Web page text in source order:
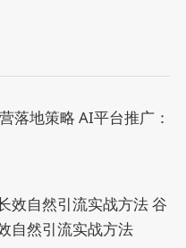
落地策略 AI平台推广：
效自然引流实战方法谷
自然引流实战方法